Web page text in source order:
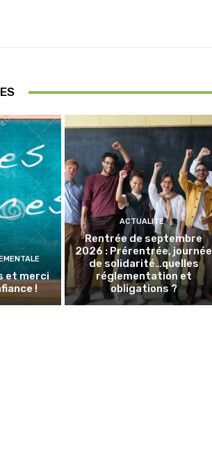
et merci
!
ACTUALITE
Rentrée de septembre
2026 : Prérentrée, journée
de solidarité…quelles
réglementation et
obligations ?